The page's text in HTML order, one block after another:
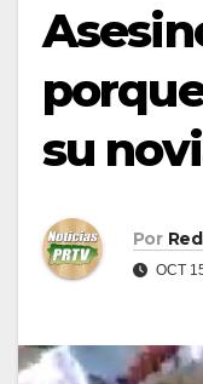
su
Por
OCT